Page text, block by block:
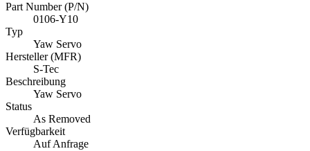
Part Number (P/N)
0106-Y10
Typ
Yaw Servo
Hersteller (MFR)
S-Tec
Beschreibung
Yaw Servo
Status
As Removed
Verfügbarkeit
Auf Anfrage